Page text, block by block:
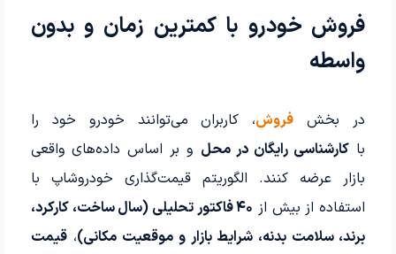
فروش خودرو با کمترین زمان و بدون
واسطه
در بخش فروش، کاربران می‌توانند خودرو خود را
با کارشناسی رایگان در محل و بر اساس داده‌های واقعی
بازار عرضه کنند. الگوریتم قیمت‌گذاری خودروشاپ با
استفاده از بیش از
۴۰ فاکتور تحلیلی (سال ساخت، کارکرد،
برند، سلامت بدنه، شرایط بازار و موقعیت مکانی)،قیمت